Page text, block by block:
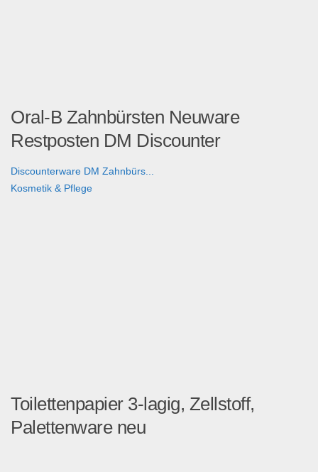
Oral-B Zahnbürsten Neuware
Restposten DM Discounter
Discounterware DM Zahnbürs...
Kosmetik & Pflege
Toilettenpapier 3-lagig, Zellstoff,
Palettenware neu